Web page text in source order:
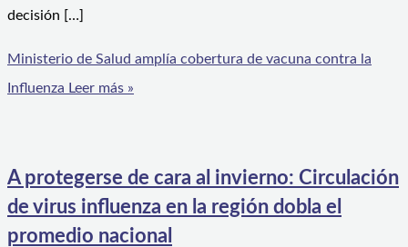
decisión […]
Ministerio de Salud amplía cobertura de vacuna contra la
Influenza Leer más »
A protegerse de cara al invierno: Circulación
de virus influenza en la región dobla el
promedio nacional